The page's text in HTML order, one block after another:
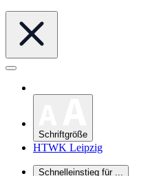
Schriftgröße
HTWK Leipzig
Schnelleinstieg für ...